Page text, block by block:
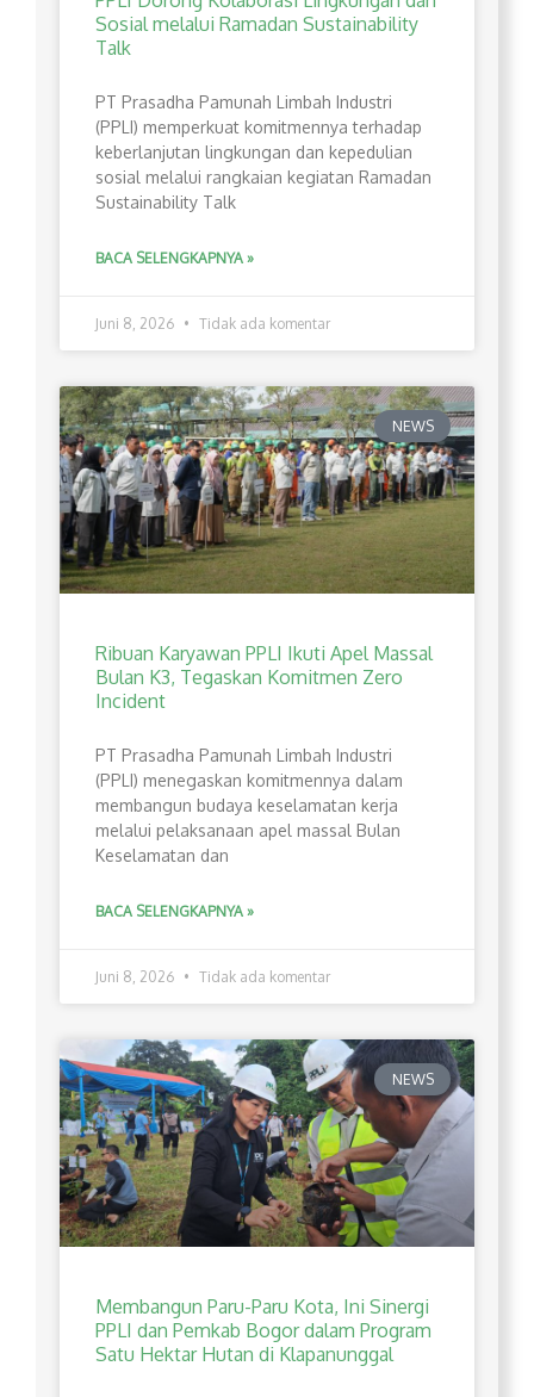
Sosial melalui Ramadan Sustainability
Talk
PT Prasadha Pamunah Limbah Industri
(PPLI) memperkuat komitmennya terhadap
keberlanjutan lingkungan dan kepedulian
sosial melalui rangkaian kegiatan Ramadan
Sustainability Talk
BACA SELENGKAPNYA »
Juni 8, 2026 Tidak ada komentar
NEWS
Ribuan Karyawan PPLI Ikuti Apel Massal
Bulan K3, Tegaskan Komitmen Zero
Incident
PT Prasadha Pamunah Limbah Industri
(PPLI) menegaskan komitmennya dalam
membangun budaya keselamatan kerja
melalui pelaksanaan apel massal Bulan
Keselamatan dan
BACA SELENGKAPNYA »
Juni 8, 2026 Tidak ada komentar
NEWS
Membangun Paru-Paru Kota, Ini Sinergi
PPLI dan Pemkab Bogor dalam Program
Satu Hektar Hutan di Klapanunggal